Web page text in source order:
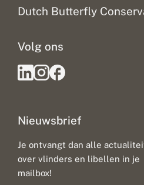
Dutch Butterfly
Nieuwsbrief
Je ontvangt dan alle
over vlinders en libellen in je
mailbox!
Volg ons